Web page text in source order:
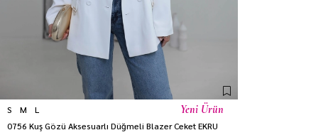
S M
L
0756 Kuş Gözü Aksesuarlı Düğmeli Blazer Ceket EKRU
Yeni Ürün